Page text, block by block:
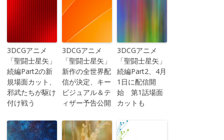
3DCGアニメ
「聖闘士星矢」
続編Part2の新
規場面カット、
邪武たちが駆け
付け戦う
3DCGアニメ
「聖闘士星矢」
新作の全世界配
信が決定、キー
ビジュアル＆テ
ィザー予告公開
3DCGアニメ
「聖闘士星矢」
続編Part2、4月
1日に配信開
始 第1話場面
カットも